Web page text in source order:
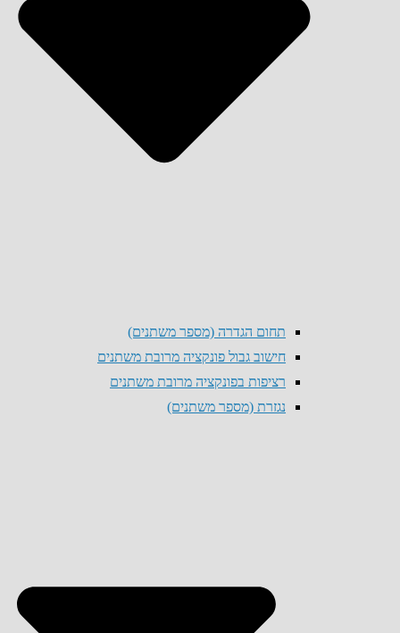
תחום הגדרה (מספר משתנים)
חישוב גבול פונקציה מרובת משתנים
רציפות בפונקציה מרובת משתנים
נגזרת (מספר משתנים)